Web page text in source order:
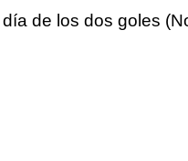
de los dos goles